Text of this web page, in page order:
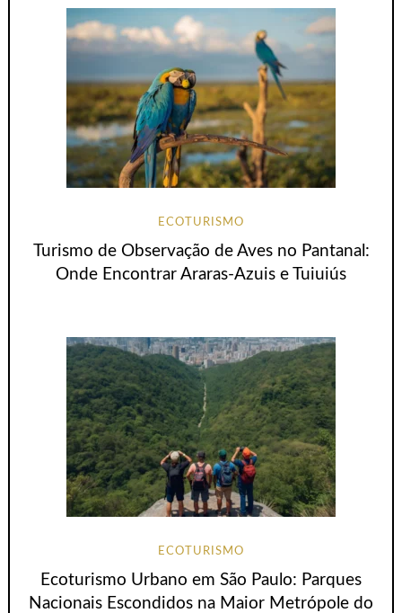
ECOTURISMO
Turismo de Observação de Aves no Pantanal:
Onde Encontrar Araras-Azuis e Tuiuiús
ECOTURISMO
Ecoturismo Urbano em São Paulo: Parques
Nacionais Escondidos na Maior Metrópole do